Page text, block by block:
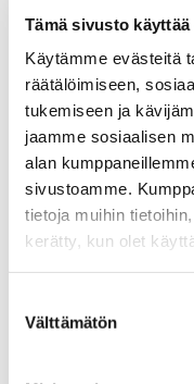
Tämä sivusto käyttää
Käytämme evästeitä
räätälöimiseen,
tukemiseen ja
jaamme sosiaalisen
alan
sivustoamme.
tietoja muihin
kerätty, kun olet
valinta
Välttämätön